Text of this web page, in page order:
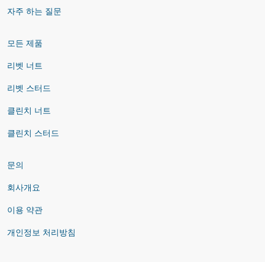
자주 하는 질문
모든 제품
리벳 너트
리벳 스터드
클린치 너트
클린치 스터드
문의
회사개요
이용 약관
개인정보 처리방침